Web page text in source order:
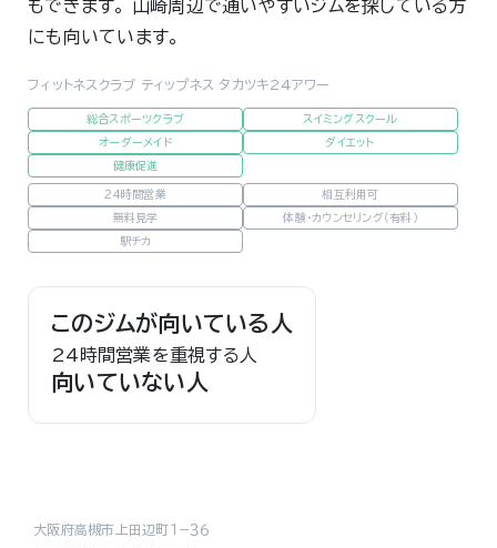
もできます。 山崎周辺で通いやすいジムを探している方
にも向いています。
フィットネスクラブ ティップネス タカツキ24アワー
総合スポーツクラブ スイミングスクール
オーダーメイド ダイエット
健康促進
24時間営業 相互利用可
無料見学 体験・カウンセリング（有料）
駅チカ
このジムが向いている人
24時間営業を重視する人
向いていない人
大阪府高槻市上田辺町１−３６